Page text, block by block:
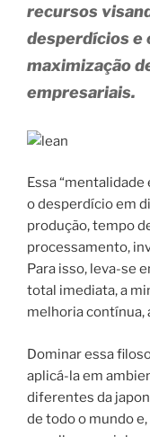
recursos
desperdícios e
maximização
empresariais.
Essa “mentalidade
o desperdício em
produção, tempo
processamento,
Para isso, leva-se
total imediata, a
melhoria contínua,
Dominar essa
aplicá-la em
diferentes da
de todo o mundo